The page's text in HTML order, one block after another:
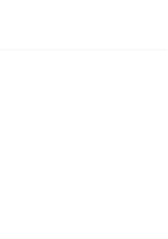
mobilen
und den